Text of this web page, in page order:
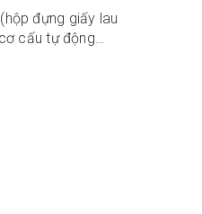
đựng giấy lau
cấu tự động